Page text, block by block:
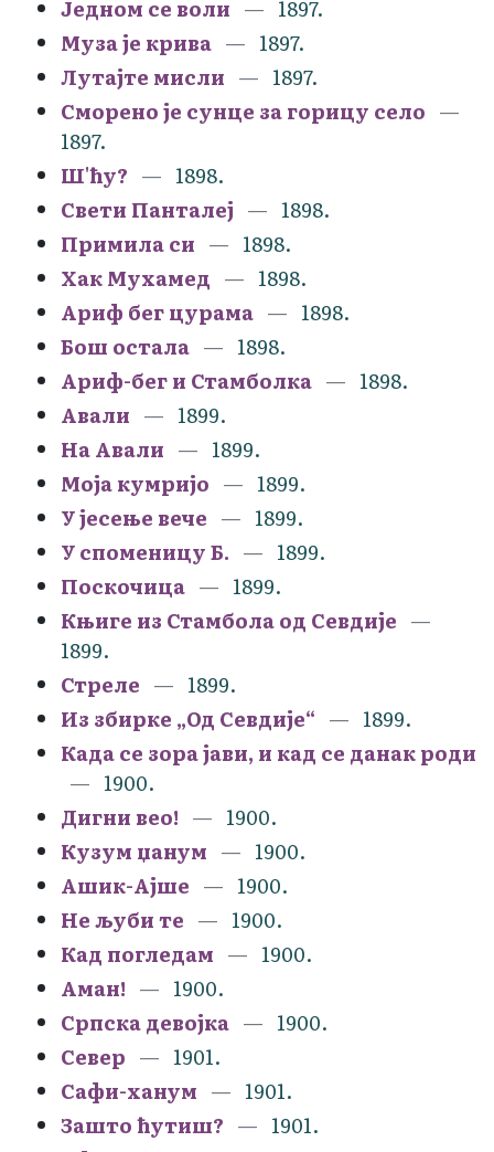
Једном се воли
1897.
Муза је крива
1897.
Лутајте мисли
1897.
Сморено је сунце за горицу село
1897.
Ш'ћу?
1898.
Свети Панталеј
1898.
Примила си
1898.
Хак Мухамед
1898.
Ариф бег цурама
1898.
Бош остала
1898.
Ариф-бег и Стамболка
1898.
Авали
1899.
На Авали
1899.
Моја кумријо
1899.
У јесење вече
1899.
У споменицу Б.
1899.
Поскочица
1899.
Књиге из Стамбола од Севдије
1899.
Стреле
1899.
Из збирке „Од Севдије“
1899.
Када се зора јави, и кад се данак роди
1900.
Дигни вео!
1900.
Кузум џанум
1900.
Ашик-Ајше
1900.
Не љуби те
1900.
Кад погледам
1900.
Аман!
1900.
Српска девојка
1900.
Север
1901.
Сафи-ханум
1901.
Зашто ћутиш?
1901.